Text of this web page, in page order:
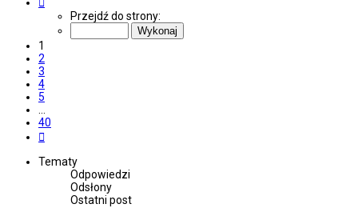
Przejdź do strony:
1
2
3
4
5
…
40
Tematy
Odpowiedzi
Odsłony
Ostatni post